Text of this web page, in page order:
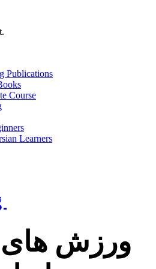
Publications
Course
Learners
ورزش های